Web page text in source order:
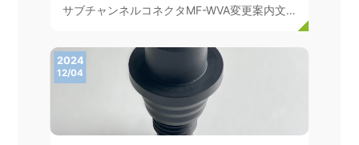
サブチャンネルコネクタMF-WVA変更案内文…
2024
12/04